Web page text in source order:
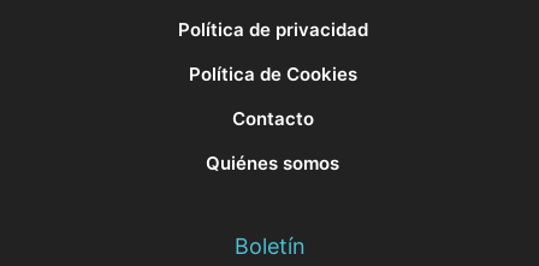
Política de privacidad
Política de Cookies
Contacto
Quiénes somos
Boletín